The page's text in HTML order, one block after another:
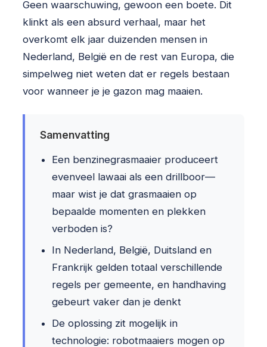
Geen waarschuwing, gewoon een boete. Dit
klinkt als een absurd verhaal, maar het
overkomt elk jaar duizenden mensen in
Nederland, België en de rest van Europa, die
simpelweg niet weten dat er regels bestaan
voor wanneer je je gazon mag maaien.
Samenvatting
Een benzinegrasmaaier produceert
evenveel lawaai als een drillboor—
maar wist je dat grasmaaien op
bepaalde momenten en plekken
verboden is?
In Nederland, België, Duitsland en
Frankrijk gelden totaal verschillende
regels per gemeente, en handhaving
gebeurt vaker dan je denkt
De oplossing zit mogelijk in
technologie: robotmaaiers mogen op